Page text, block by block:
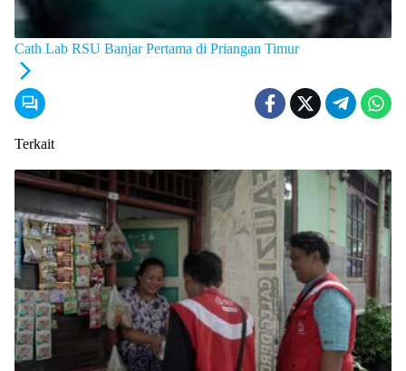
Cath Lab RSU Banjar Pertama di Priangan Timur
Terkait